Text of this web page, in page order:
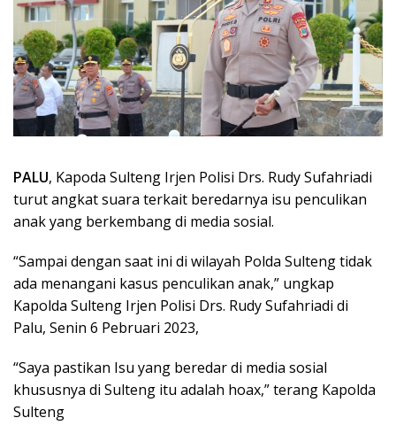
PALU, Kapoda Sulteng Irjen Polisi Drs. Rudy Sufahriadi
turut angkat suara terkait beredarnya isu penculikan
anak yang berkembang di media sosial.
“Sampai dengan saat ini di wilayah Polda Sulteng tidak
ada menangani kasus penculikan anak,” ungkap
Kapolda Sulteng Irjen Polisi Drs. Rudy Sufahriadi di
Palu, Senin 6 Pebruari 2023,
“Saya pastikan Isu yang beredar di media sosial
khususnya di Sulteng itu adalah hoax,” terang Kapolda
Sulteng